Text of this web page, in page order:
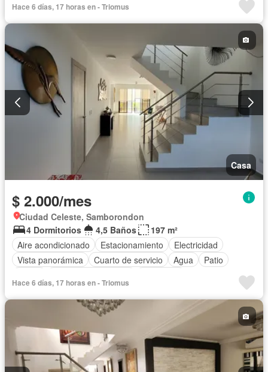
Completamente amoblado
Hace 6 días, 17 horas en - Triomus
Casa
$ 2.000/mes
Ciudad Celeste, Samborondon
4 Dormitorios
4,5 Baños
197 m²
Aire acondicionado
Estacionamiento
Electricidad
Vista panorámica
Cuarto de servicio Agua
Patio
Completamente amoblado
Hace 6 días, 17 horas en - Triomus